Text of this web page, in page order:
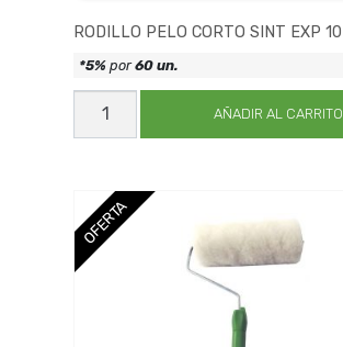
RODILLO PELO CORTO SINT EXP 10
RODILLO
PELO
cantidad
AÑADIR AL CARRITO
*5% por60 un.
OFERTA